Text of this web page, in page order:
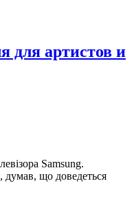
для артистов и
Samsung.
думав, що доведеться